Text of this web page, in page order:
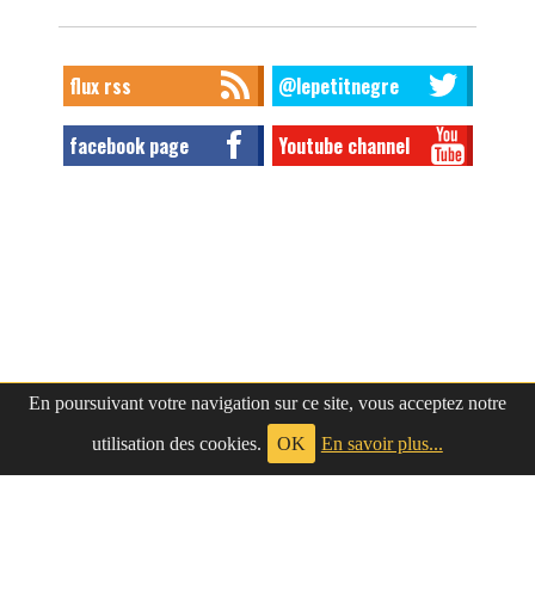
En poursuivant votre navigation sur ce site, vous acceptez notre
utilisation des cookies.
OK En savoir plus...
flux rss @lepetitnegre
facebook page Youtube channel